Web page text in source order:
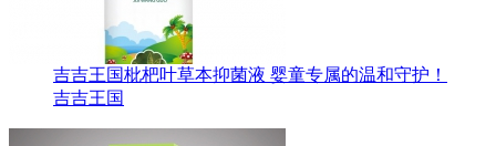
吉吉王国枇杷叶草本抑菌液 婴童专属的温和守护！
吉吉王国